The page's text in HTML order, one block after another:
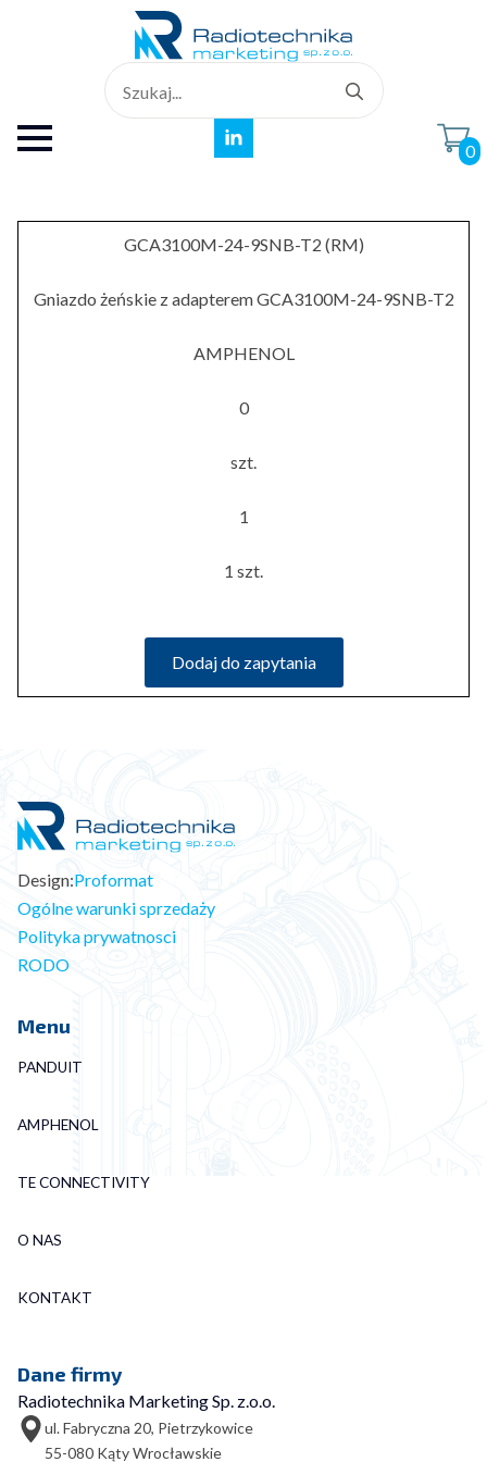
for:
0
GCA3100M-24-9SNB-T2 (RM)
Gniazdo żeńskie z adapterem GCA3100M-24-9SNB-T2
AMPHENOL
0
szt.
1
1 szt.
Dodaj do zapytania
Design:Proformat
Ogólne warunki sprzedaży
Polityka prywatnosci
RODO
Menu
PANDUIT
AMPHENOL
TE CONNECTIVITY
O NAS
KONTAKT
Dane firmy
Radiotechnika Marketing Sp. z.o.o.
ul. Fabryczna 20, Pietrzykowice
55-080 Kąty Wrocławskie